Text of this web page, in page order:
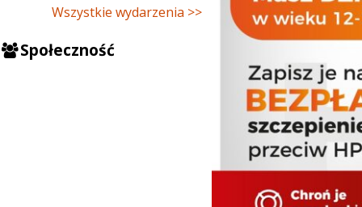
Wszystkie wydarzenia >>
Społeczność